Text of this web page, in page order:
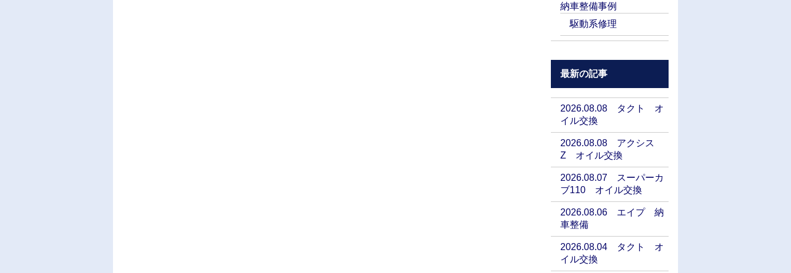
納車整備事例
駆動系修理
最新の記事
2026.08.08 タクト オ
イル交換
2026.08.08 アクシス
Z オイル交換
2026.08.07 スーパーカ
ブ110 オイル交換
2026.08.06 エイプ 納
車整備
2026.08.04 タクト オ
イル交換